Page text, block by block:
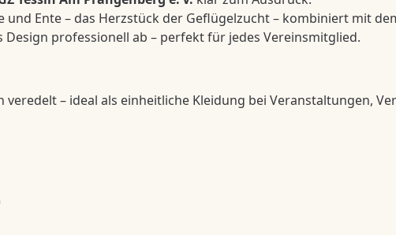
Ente – das Herzstück der Geflügelzucht – kombiniert mit
professionell ab – perfekt für jedes Vereinsmitglied.
veredelt – ideal als einheitliche Kleidung bei Veranstaltungen,